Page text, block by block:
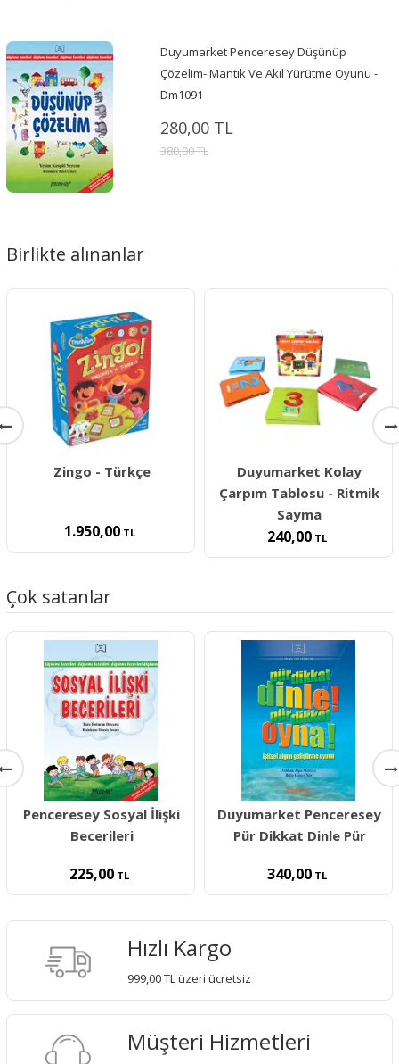
Duyumarket Penceresey Düşünüp
Çözelim- Mantık Ve Akıl Yürütme Oyunu -
Dm1091
280,00 TL
380,00 TL
Birlikte alınanlar
Zingo - Türkçe
1.950,00TL
Duyumarket Kolay
Çarpım Tablosu - Ritmik
Sayma
240,00 TL
Çok satanlar
Penceresey Sosyal İlişki
Becerileri
225,00 TL
Duyumarket Penceresey
Pür Dikkat Dinle Pür
340,00 TL
Hızlı Kargo
999,00 TL üzeri ücretsiz
Müşteri Hizmetleri